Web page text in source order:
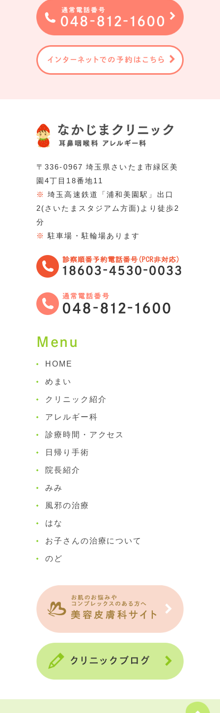
〒336-0967 埼玉県さいたま市緑区美
園4丁目18番地11
※ 埼玉高速鉄道「浦和美園駅」出口
2(さいたまスタジアム方面)より徒歩2
分
※ 駐車場・駐輪場あります
Menu
HOME
めまい
クリニック紹介
アレルギー科
診療時間・アクセス
日帰り手術
院長紹介
みみ
風邪の治療
はな
お子さんの治療について
のど